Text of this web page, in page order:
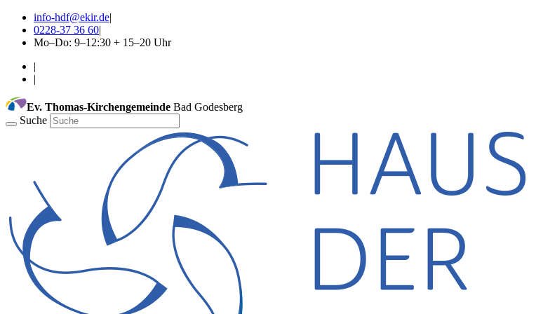
info-hdf@ekir.de|
0228-37 36 60|
Mo–Do: 9–12:30 + 15–20 Uhr
|
|
Ev. Thomas-Kirchengemeinde Bad Godesberg
Suche